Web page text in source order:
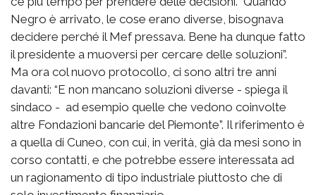
Negro è arrivato, le cose erano diverse, bisognava
decidere perché il Mef pressava. Bene ha dunque fatto
il presidente a muoversi per cercare delle soluzioni”.
Ma ora col nuovo protocollo, ci sono altri tre anni
davanti: “E non mancano soluzioni diverse - spiega il
sindaco - ad esempio quelle che vedono coinvolte
altre Fondazioni bancarie del Piemonte”. Il riferimento è
a quella di Cuneo, con cui, in verità, già da mesi sono in
corso contatti, e che potrebbe essere interessata ad
un ragionamento di tipo industriale piuttosto che di